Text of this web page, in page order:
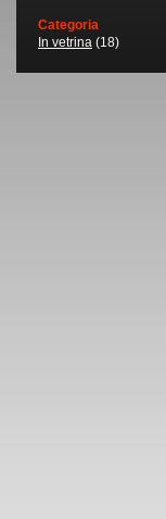
Categoria
In vetrina (18)